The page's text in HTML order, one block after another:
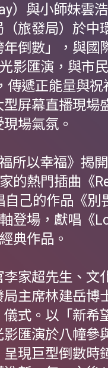
）與小師妹雲
旅發局）於中
倒數」，與國
影匯演，與市
傳遞正能量與
屏幕直播現場
場氣氛。
所以幸福》揭
的熱門插曲《
己的作品《別
登場，獻唱《
典作品。
家超先生、文
主席林建岳博
式。以「新希
匯演於八幢參
現巨型倒數時